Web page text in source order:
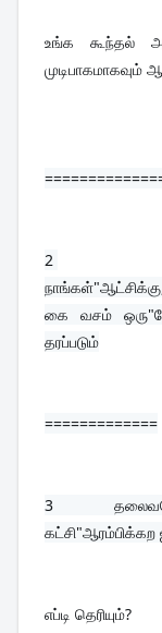
உங்க கூந்தல்
முடிபாகமாகவும்
கை வசம்
தரப்படும்
=============
3
கட்சி"ஆரம்பிக்கற
எப்டி தெரியும்?